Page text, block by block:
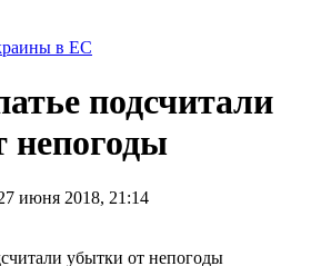
в ЕС
подсчитали
непогоды
июня 2018, 21:14